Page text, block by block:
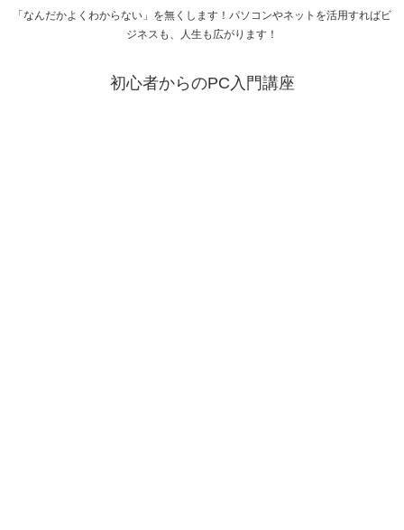
「なんだかよくわからない」を無くします！パソコンやネットを活用すればビ
ジネスも、人生も広がります！
初心者からのPC入門講座